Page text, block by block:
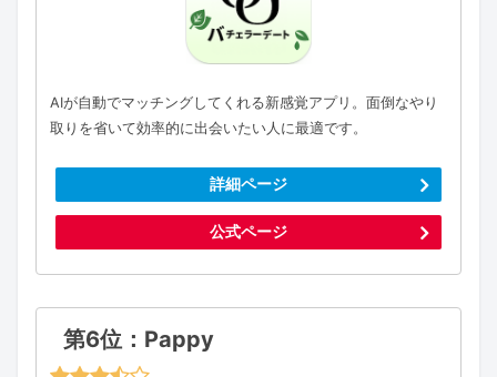
AIが自動でマッチングしてくれる新感覚アプリ。面倒なやり
取りを省いて効率的に出会いたい人に最適です。
詳細ページ
公式ページ
第6位：Pappy